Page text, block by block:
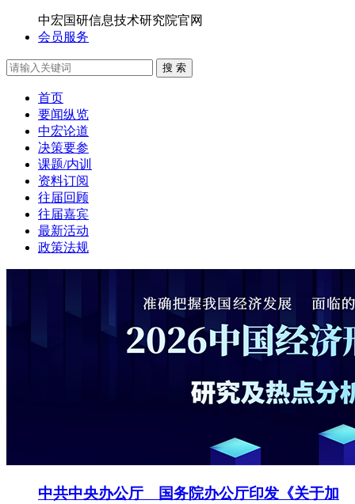
中宏国研信息技术研究院官网
会员服务
搜 索
首页
要闻纵览
中宏论道
决策要参
课题/内训
资料订阅
往届回顾
往届嘉宾
最新活动
政策法规
中共中央办公厅 国务院办公厅印发《关于加